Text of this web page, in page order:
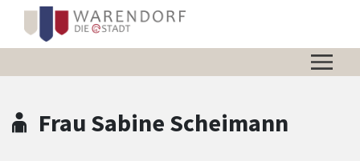
Zum Header
Zum Hauptinhalt
Zum Footer
Zum Hauptinhalt springen
Frau Sabine Scheimann